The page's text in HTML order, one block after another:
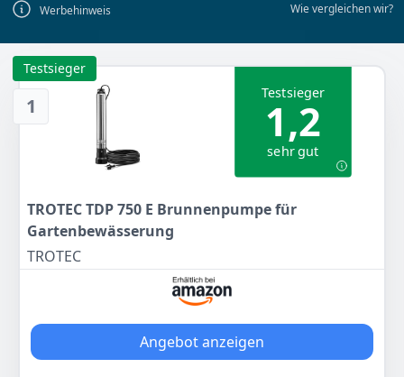
Werbehinweis
Wie vergleichen wir?
1
Testsieger
Testsieger
1,2
sehr gut
TROTEC TDP 750 E Brunnenpumpe für
Gartenbewässerung
TROTEC
Angebot anzeigen